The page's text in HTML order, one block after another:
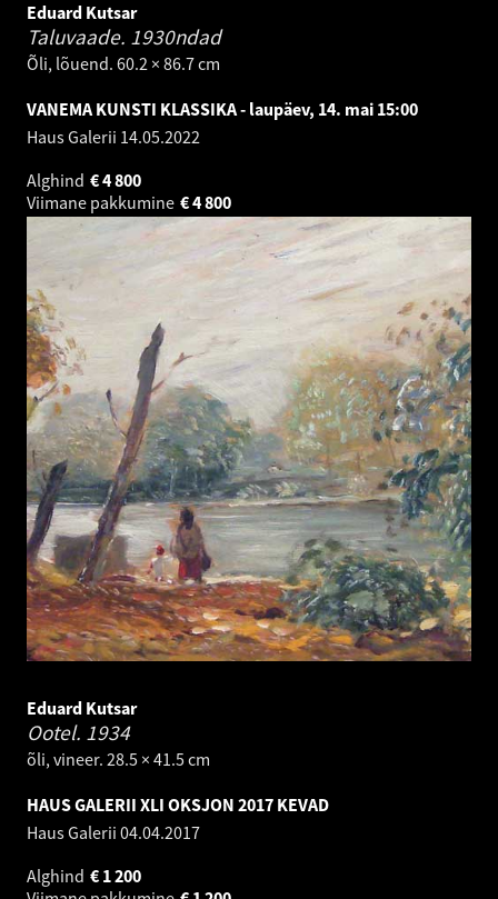
Eduard Kutsar
Taluvaade. 1930ndad
Õli, lõuend. 60.2 × 86.7 cm
VANEMA KUNSTI KLASSIKA - laupäev, 14. mai 15:00
Haus Galerii 14.05.2022
Alghind
4 800
€
Viimane pakkumine
4 800
€
Eduard Kutsar
Ootel. 1934
õli, vineer. 28.5 × 41.5 cm
HAUS GALERII XLI OKSJON 2017 KEVAD
Haus Galerii 04.04.2017
Alghind
1 200
€